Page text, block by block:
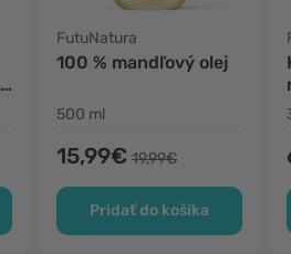
FutuNatura
100 % mandľový olej
500 ml
15,99€ 19,99€
Pridať do košíka